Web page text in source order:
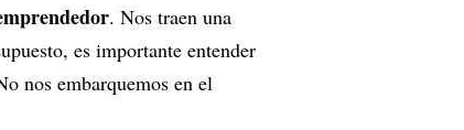
. Nos traen una
es importante entender
nos embarquemos en el